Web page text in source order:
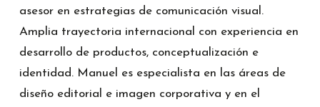
asesor en estrategias de comunicación visual.
Amplia trayectoria internacional con experiencia en
desarrollo de productos, conceptualización e
identidad. Manuel es especialista en las áreas de
diseño editorial e imagen corporativa y en el